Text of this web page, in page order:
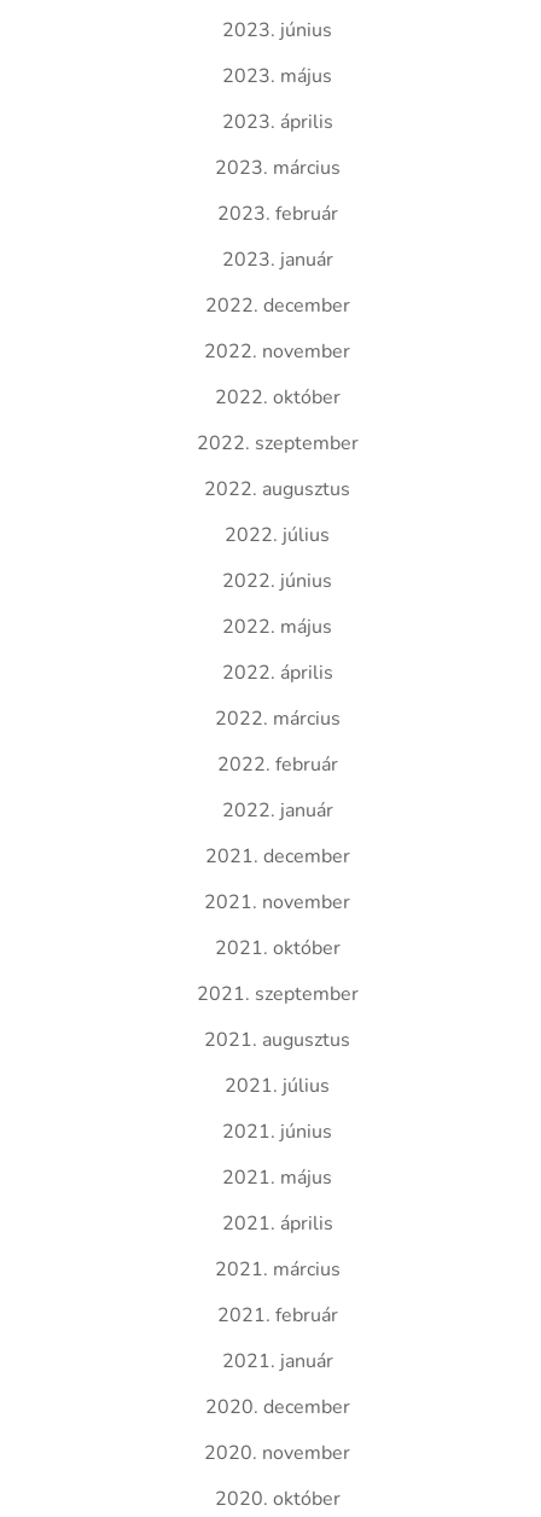
2023. június
2023. május
2023. április
2023. március
2023. február
2023. január
2022. december
2022. november
2022. október
2022. szeptember
2022. augusztus
2022. július
2022. június
2022. május
2022. április
2022. március
2022. február
2022. január
2021. december
2021. november
2021. október
2021. szeptember
2021. augusztus
2021. július
2021. június
2021. május
2021. április
2021. március
2021. február
2021. január
2020. december
2020. november
2020. október